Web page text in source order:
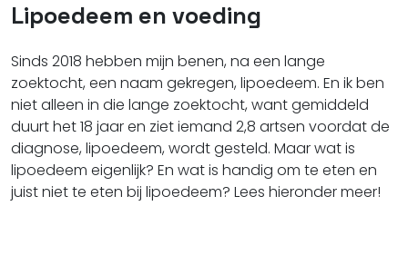
Lipoedeem en voeding
Sinds 2018 hebben mijn benen, na een lange
zoektocht, een naam gekregen, lipoedeem. En ik ben
niet alleen in die lange zoektocht, want gemiddeld
duurt het 18 jaar en ziet iemand 2,8 artsen voordat de
diagnose, lipoedeem, wordt gesteld. Maar wat is
lipoedeem eigenlijk? En wat is handig om te eten en
juist niet te eten bij lipoedeem? Lees hieronder meer!